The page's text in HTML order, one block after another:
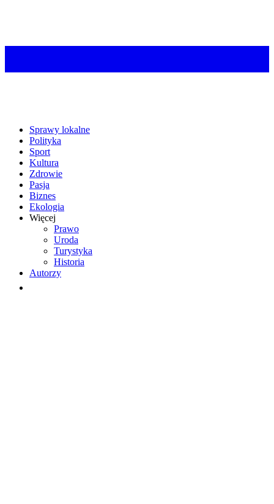
Sprawy lokalne
Polityka
Sport
Kultura
Zdrowie
Pasja
Biznes
Ekologia
Więcej
Prawo
Uroda
Turystyka
Historia
Autorzy